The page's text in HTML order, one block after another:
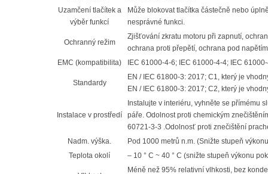
Uzamčení tlačítek a
výběr funkcí
Může blokovat tlačítka částečně nebo
nesprávné funkci.
Ochranný režim
Zjišťování zkratu motoru při zapnutí,
ochrana proti přepětí, ochrana pod
EMC (kompatibilita)
IEC 61000-4-6; IEC 61000-4-4; IEC
Standardy
EN / IEC 61800-3: 2017; C1, který je
EN / IEC 61800-3: 2017; C2, který je
Instalace v prostředí
Instalujte v interiéru, vyhněte se přímému
páře. Odolnost proti chemickým
60721-3-3 .Odolnosť proti znečištění
Nadm. výška.
Pod 1000 metrů n.m. (Snižte stupeň
Teplota okolí
– 10 ° C ~ 40 ° C (snižte stupeň výkonu
Méně než 95% relativní vlhkosti, bez